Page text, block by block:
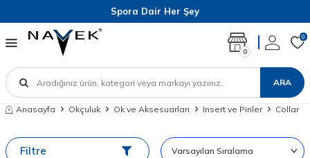
Spora Dair Her Şey
ARA
0
0
Anasayfa Okçuluk Ok ve Aksesuarları Insert ve Pinler Collar
Filtre